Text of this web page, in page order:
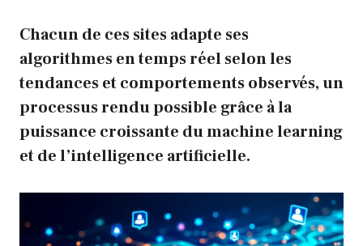
Chacun de ces sites adapte ses
algorithmes en temps réel selon les
tendances et comportements observés, un
processus rendu possible grâce à la
puissance croissante du machine learning
et de l’intelligence artificielle.